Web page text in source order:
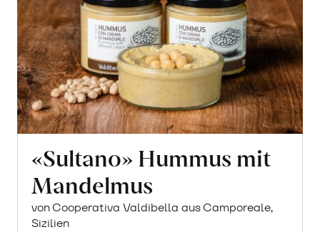
«Sultano» Hummus mit
Mandelmus
von Cooperativa Valdibella aus Camporeale,
Sizilien